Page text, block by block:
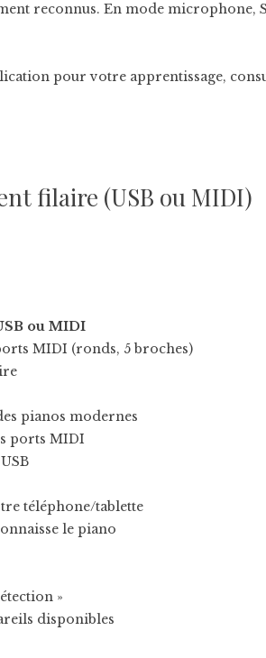
reconnus. En mode microphone,
pour votre apprentissage,
filaire (USB ou MIDI)
ou MIDI
MIDI (ronds, 5 broches)
pianos modernes
ports MIDI
téléphone/tablette
le piano
»
disponibles